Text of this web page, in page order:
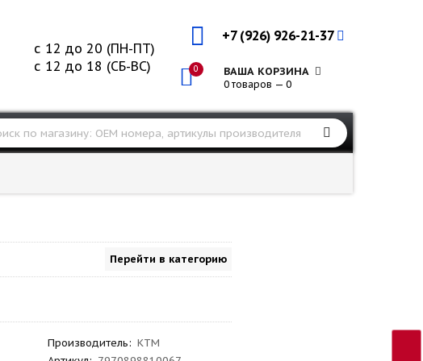
+7 (926) 926-21-37
0 ВАША КОРЗИНА
0 товаров — 0
с 12 до 20 (ПН-ПТ)
с 12 до 18 (СБ-ВС)
Перейти в категорию
Производитель: KTM